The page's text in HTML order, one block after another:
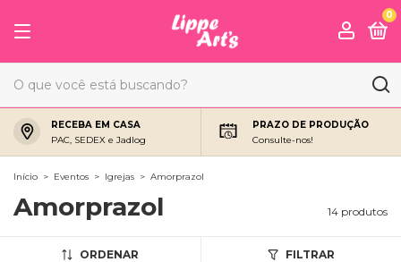
0
RECEBA EM CASA
PAC, SEDEX e Jadlog
PRAZO DE PRODUÇÃO
Consulte-nos!
Início > Eventos > Igrejas > Amorprazol
Amorprazol 14 produtos
ORDENAR FILTRAR